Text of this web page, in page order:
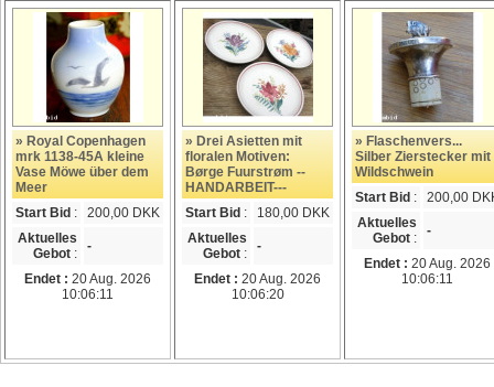
» Royal Copenhagen
mrk 1138-45A kleine
Vase Möwe über dem
Meer
Start Bid :
200,00 DKK
Aktuelles
Gebot : -
Endet : 20 Aug. 2026
10:06:11
» Drei Asietten mit
floralen Motiven:
Børge Fuurstrøm --
HANDARBEIT---
Start Bid :
180,00 DKK
Aktuelles
Gebot : -
Endet : 20 Aug. 2026
10:06:20
» Flaschenvers...
Silber Zierstecker mit
Wildschwein
Start Bid :
200,00
Aktuelles
Gebot : -
Endet : 20 Aug. 2026
10:06:11